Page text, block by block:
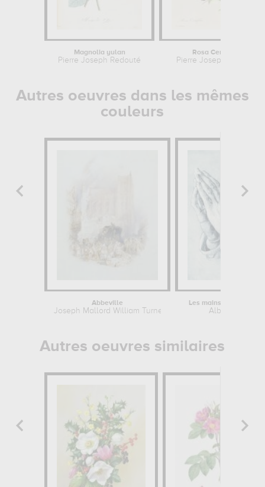
Magnolia yulan
Pierre Joseph Redouté
Rosa Centifolia
Pierre Joseph Redouté
Autres oeuvres dans les mêmes
couleurs
Abbeville
Joseph Mallord William Turner
Les mains pliées d'un
Albrecht Dürer
Autres oeuvres similaires